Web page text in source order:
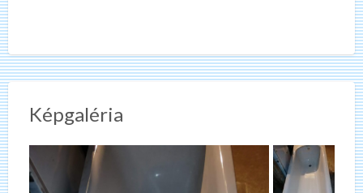
Képgaléria